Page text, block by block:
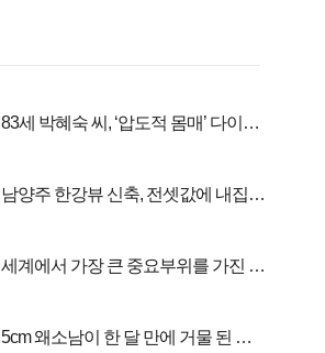
83세 박혜숙 씨, ‘압도적 몸매’ 다이어
남양주 한강뷰 신축, 전셋값에 내집마
세계에서 가장 큰 중요부위를 가진 남
5cm 왜소남이 한 달 만에 거물 된 사